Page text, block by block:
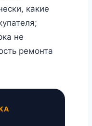
какие
не
ремонта